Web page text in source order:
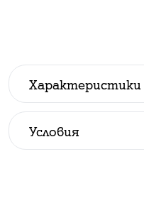
Характеристики
Производител:Safe
Условия